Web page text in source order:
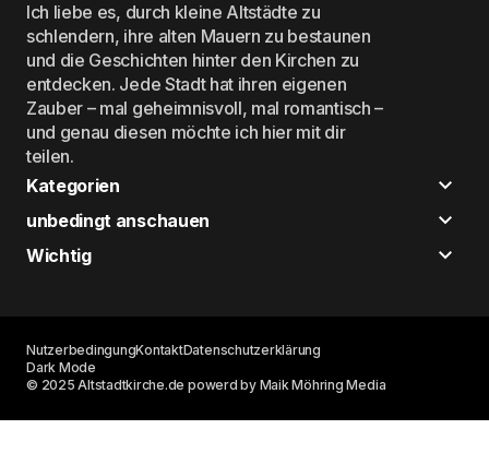
Ich liebe es, durch kleine Altstädte zu
schlendern, ihre alten Mauern zu bestaunen
und die Geschichten hinter den Kirchen zu
entdecken. Jede Stadt hat ihren eigenen
Zauber – mal geheimnisvoll, mal romantisch –
und genau diesen möchte ich hier mit dir
teilen.
Kategorien
unbedingt anschauen
Wichtig
© 2025 Altstadtkirche.de powerd by Maik Möhring Media
NutzerbedingungKontaktDatenschutzerklärung
Dark Mode